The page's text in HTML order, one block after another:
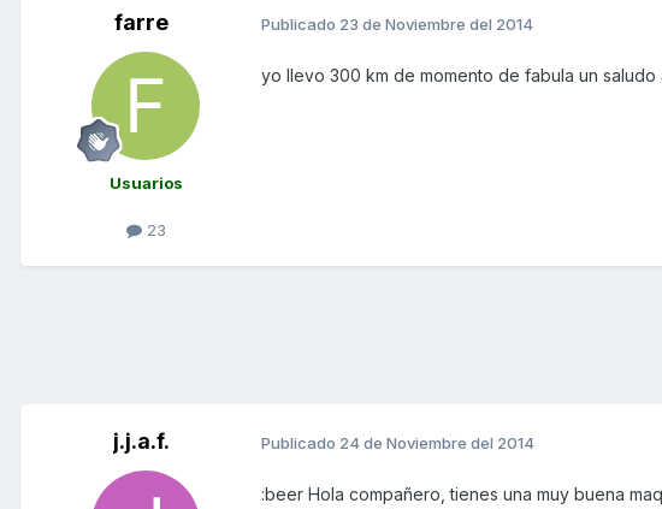
farre
Usuarios
23
Publicado 23 de Noviembre del 2014
yo llevo 300 km de momento de fabula un saludo
j.j.a.f. Publicado 24 de Noviembre del 2014
:beer Hola compañero, tienes una muy buena